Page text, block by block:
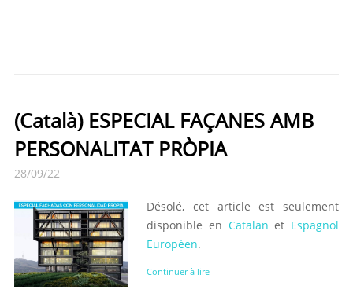
(Català) ESPECIAL FAÇANES AMB
PERSONALITAT PRÒPIA
28/09/22
Désolé, cet article est seulement
disponible en Catalan et Espagnol
Européen.
Continuer à lire